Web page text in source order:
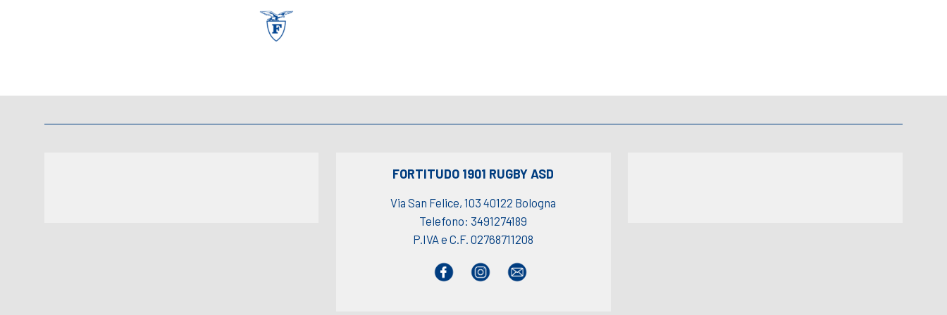
FORTITUDO 1901 RUGBY ASD
Via San Felice, 103 40122 Bologna
Telefono: 3491274189
P.IVA e C.F. 02768711208